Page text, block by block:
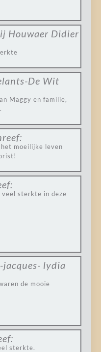
Houwaer Didier
De Wit
Maggy en familie,
moeilijke leven
veel sterkte in deze
jacques- lydia
de mooie
sterkte.